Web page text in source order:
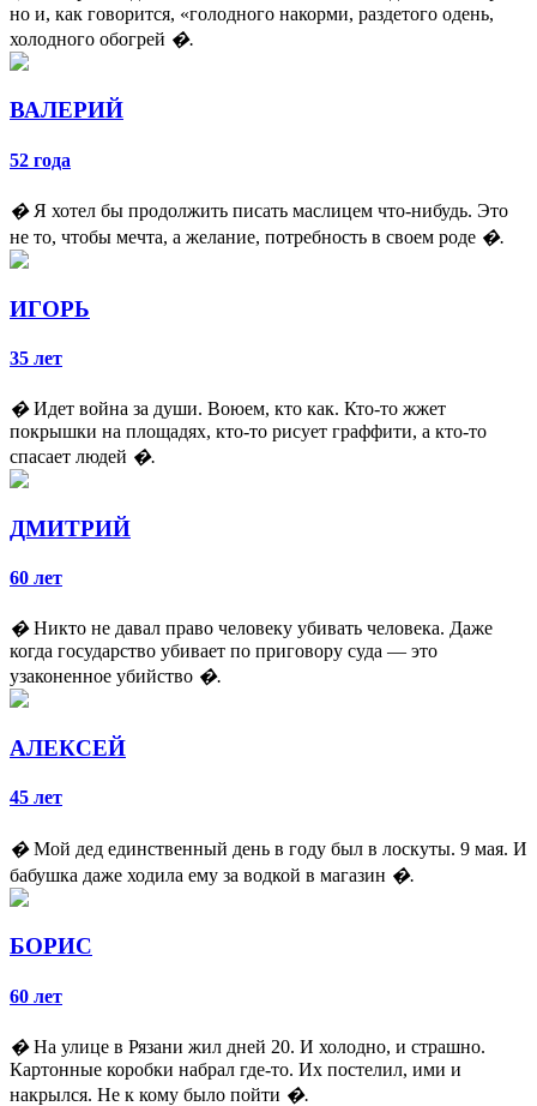
но и, как говорится, «голодного накорми, раздетого одень,
холодного обогрей �.
ВАЛЕРИЙ
52 года
�Я хотел бы продолжить писать маслицем что-нибудь. Это
не то, чтобы мечта, а желание, потребность в своем роде �.
ИГОРЬ
35 лет
�Идет война за души. Воюем, кто как. Кто-то жжет
покрышки на площадях, кто-то рисует граффити, а кто-то
спасает людей �.
ДМИТРИЙ
60 лет
�Никто не давал право человеку убивать человека. Даже
когда государство убивает по приговору суда — это
узаконенное убийство �.
АЛЕКСЕЙ
45 лет
�Мой дед единственный день в году был в лоскуты. 9 мая. И
бабушка даже ходила ему за водкой в магазин �.
БОРИС
60 лет
�На улице в Рязани жил дней 20. И холодно, и страшно.
Картонные коробки набрал где-то. Их постелил, ими и
накрылся. Не к кому было пойти �.